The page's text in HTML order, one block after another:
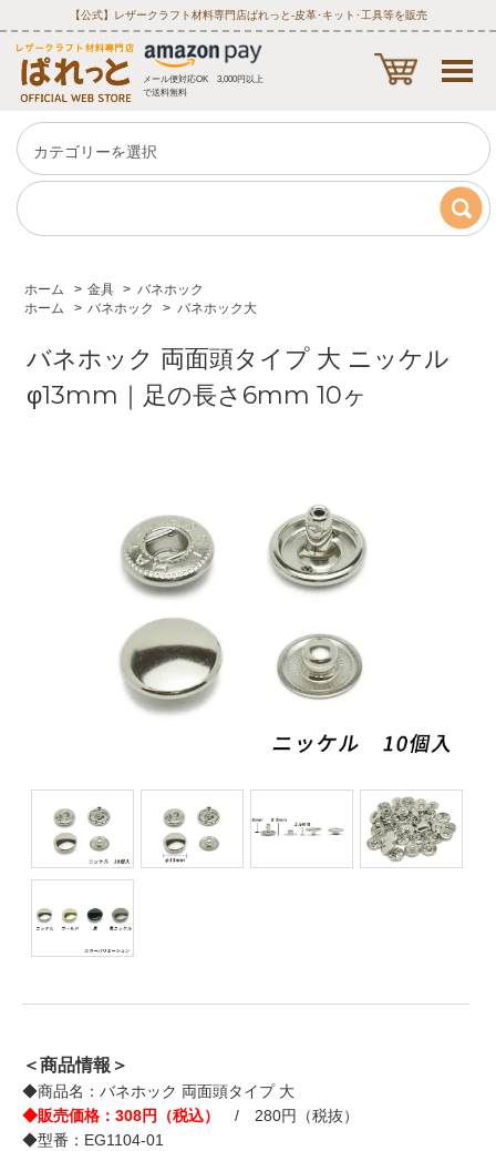
【公式】レザークラフト材料専門店ぱれっと‐皮革･キット･工具等を販売
メール便対応OK 3,000円以上
で送料無料
ホーム > 金具 > バネホック
ホーム
> バネホック > バネホック大
バネホック 両面頭タイプ 大 ニッケル
φ13mm｜足の長さ6mm 10ヶ
＜商品情報＞
◆商品名：バネホック 両面頭タイプ 大
◆販売価格：308円（税込）
/ 280円（税抜）
◆型番：EG1104-01